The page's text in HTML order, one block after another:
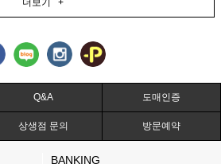
더보기 +
Q&A 도매인증
상생점 문의 방문예약
BANKING